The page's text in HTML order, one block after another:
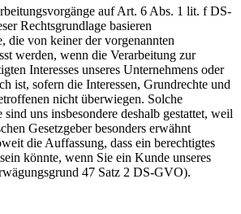
auf Art. 6 Abs. 1 lit. f DS-
Rechtsgrundlage basieren
die von keiner der vorgenannten
werden, wenn die Verarbeitung zur
Interesses unseres Unternehmens oder
ist, sofern die Interessen, Grundrechte und
nicht überwiegen. Solche
uns insbesondere deshalb gestattet, weil
Gesetzgeber besonders erwähnt
die Auffassung, dass ein berechtigtes
könnte, wenn Sie ein Kunde unseres
47 Satz 2 DS-GVO).